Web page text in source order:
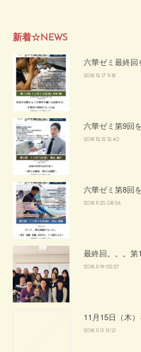
新着☆NEWS
六華ゼミ最終回
2018.12.17 11:18
六華ゼミ第9回
2018.12.12 12:40
六華ゼミ第8回
2018.11.25 08:56
最終回。。。
2018.11.19 02:27
11月15日（木
2018.11.13 13:21